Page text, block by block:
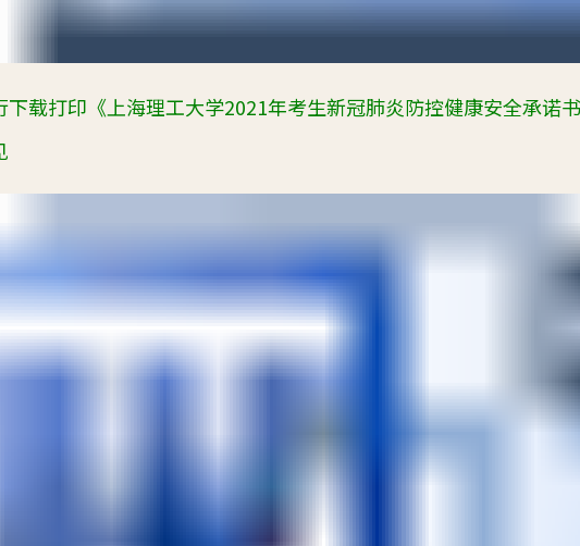
下载打印《上海理工大学2021年考生新冠肺炎防控健康安全承诺